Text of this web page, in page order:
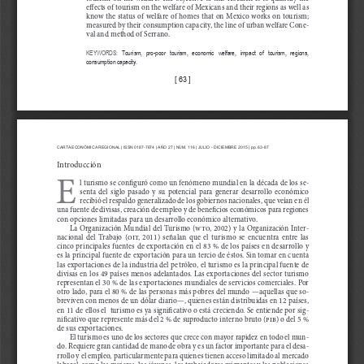
[ 63 ]
effects of tourism on the welfare of Mexicans and their regions as well as
know the status of welfare of homes that on Mexico works on tourism;
measured by their consumption capacity, the line of urban welfare Cone-
val and method of Serrano.
KEYWORDS:
  Tourism,  pro-poor  tourism,  economic  welfare,  impact  of  tourism,  regions,
consumption capacity.
CARTA ECONÓMICA REGIONAL | ISSN 0187-7674 | AÑO 27 | NÚM. 116 | JULIO - DICIEMBRE 2015 | pp. 63-87
Introducción
E l turismo se configuró como un fenómeno mundial en la década de los se-
senta  del  siglo  pasado  y  su  potencial  para  generar  desarrollo  económico
recibió el respaldo generalizado de los gobiernos nacionales, que veían en él
una fuente de divisas, creación de empleo y de beneficios económicos para regiones
con opciones limitadas para un desarrollo económico alternativo.
La Organización Mundial del Turismo (wto, 2002) y la Organización Inter-
nacional  del  Trabajo  (oit,  2011)  señalan  que  el  turismo  se  encuentra  entre  las
cinco principales fuentes de exportación en el 83 % de los países en desarrollo y
es la principal fuente de exportación para un tercio de éstos. Sin tomar en cuenta
las exportaciones de la industria del petróleo, el turismo es la principal fuente de
divisas en los 49 países menos adelantados. Las exportaciones del sector turismo
representan el 30 % de las exportaciones mundiales de servicios comerciales. Por
otro lado, para el 80 % de las personas más pobres del mundo —aquellas que so-
breviven con menos de un dólar diario—, quienes están distribuidas en 12 países,
en 11 de ellos el  turismo es ya significativo o está creciendo. Se entiende por sig-
nificativo que represente más del 2 % de suproducto interno bruto (pib) o del 5 %
de sus exportaciones.
El turismo es uno de los sectores que crece con mayor rapidez en todo el mun
do. Requiere gran cantidad de mano de obra y es un factor importante para el desa
rrollo y el empleo, particularmente para quienes tienen acceso limitado al mercado